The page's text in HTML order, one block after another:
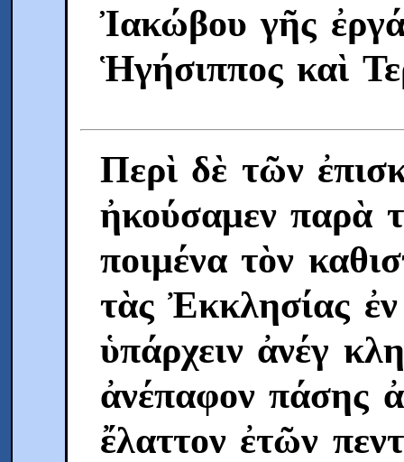
Ἰακώβου γῆς
Ἡγήσιππος καὶ
Περὶ δὲ τῶν
ἠκούσαμεν παρὰ
ποιμένα τὸν
τὰς Ἐκκλησίας
ὑπάρχειν ἀνέγ
ἀνέπαφον πάσης
ἔλαττον ἐτῶν